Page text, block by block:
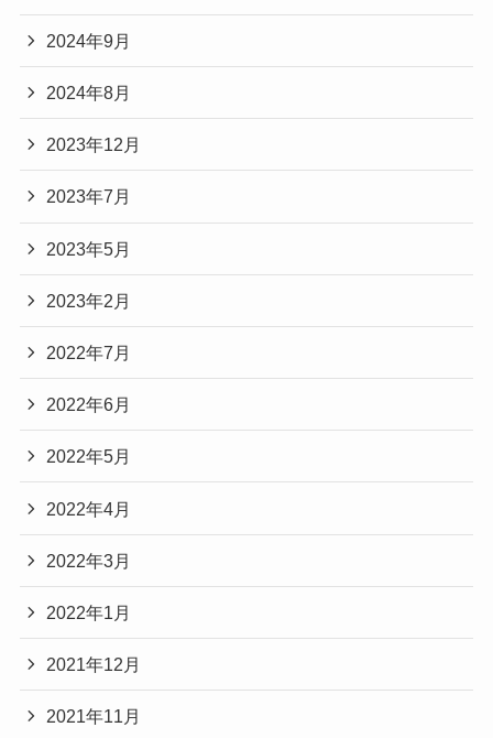
2024年9月
2024年8月
2023年12月
2023年7月
2023年5月
2023年2月
2022年7月
2022年6月
2022年5月
2022年4月
2022年3月
2022年1月
2021年12月
2021年11月